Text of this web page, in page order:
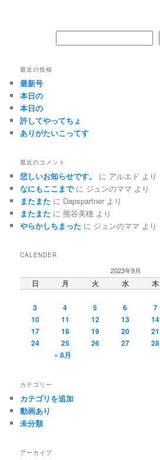
最近の投稿
最新号
本日の
本日の
許してやってちょ
ありがたいこってす
最近のコメント
悲しいお知らせです。 に アルエド より
なにもここまでに ジュンのママ より
またまた に Dapspartner より
またまた に 熊谷美穂 より
やらかしちまった に ジュンのママ より
CALENDER
2023年9月
日 月 火 水 木
3
4 5 6 7
10
11 12 13 14
17
18 19 20 21
24
25 26 27 28
« 8月
カテゴリー
カテゴリを追加
動画あり
未分類
アーカイブ